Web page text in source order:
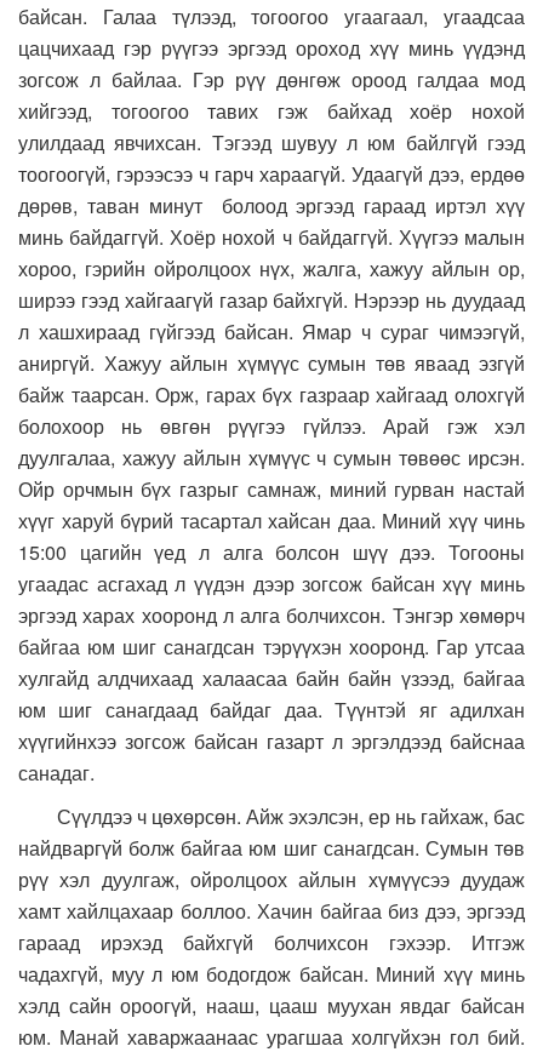
байсан. Галаа түлээд, тогоогоо угаагаал, угаадсаа
цацчихаад гэр рүүгээ эргээд ороход хүү минь үүдэнд
зогсож л байлаа. Гэр рүү дөнгөж ороод галдаа мод
хийгээд, тогоогоо тавих гэж байхад хоёр нохой
улилдаад явчихсан. Тэгээд шувуу л юм байлгүй гээд
тоогоогүй, гэрээсээ ч гарч хараагүй. Удаагүй дээ, ердөө
дөрөв, таван минут болоод эргээд гараад иртэл хүү
минь байдаггүй. Хоёр нохой ч байдаггүй. Хүүгээ малын
хороо, гэрийн ойролцоох нүх, жалга, хажуу айлын ор,
ширээ гээд хайгаагүй газар байхгүй. Нэрээр нь дуудаад
л хашхираад гүйгээд байсан. Ямар ч сураг чимээгүй,
аниргүй. Хажуу айлын хүмүүс сумын төв яваад эзгүй
байж таарсан. Орж, гарах бүх газраар хайгаад олохгүй
болохоор нь өвгөн рүүгээ гүйлээ. Арай гэж хэл
дуулгалаа, хажуу айлын хүмүүс ч сумын төвөөс ирсэн.
Ойр орчмын бүх газрыг самнаж, миний гурван настай
хүүг харуй бүрий тасартал хайсан даа. Миний хүү чинь
15:00 цагийн үед л алга болсон шүү дээ. Тогооны
угаадас асгахад л үүдэн дээр зогсож байсан хүү минь
эргээд харах хооронд л алга болчихсон. Тэнгэр хөмөрч
байгаа юм шиг санагдсан тэрүүхэн хооронд. Гар утсаа
хулгайд алдчихаад халаасаа байн байн үзээд, байгаа
юм шиг санагдаад байдаг даа. Түүнтэй яг адилхан
хүүгийнхээ зогсож байсан газарт л эргэлдээд байснаа
санадаг.
Сүүлдээ ч цөхөрсөн. Айж эхэлсэн, ер нь гайхаж, бас
найдваргүй болж байгаа юм шиг санагдсан. Сумын төв
рүү хэл дуулгаж, ойролцоох айлын хүмүүсээ дуудаж
хамт хайлцахаар боллоо. Хачин байгаа биз дээ, эргээд
гараад ирэхэд байхгүй болчихсон гэхээр. Итгэж
чадахгүй, муу л юм бодогдож байсан. Миний хүү минь
хэлд сайн ороогүй, нааш, цааш муухан явдаг байсан
юм. Манай хаваржаанаас урагшаа холгүйхэн гол бий.